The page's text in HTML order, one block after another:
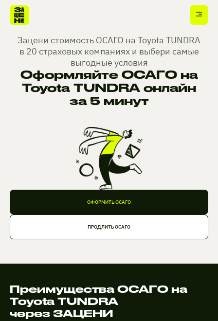
Зацени стоимость ОСАГО на Toyota TUNDRA
в 20 страховых компаниях и выбери самые
выгодные условия
Оформляйте ОСАГО на
Toyota TUNDRA онлайн
за 5 минут
ОФОРМИТЬ ОСАГО
ПРОДЛИТЬ ОСАГО
Преимущества ОСАГО на
Toyota TUNDRA
через ЗАЦЕНИ